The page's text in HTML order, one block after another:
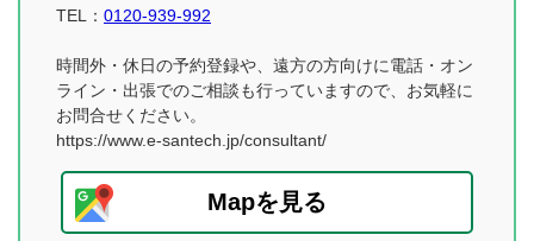
TEL： 0120-939-992
時間外・休日の予約登録や、遠方の方向けに電話・オン
ライン・出張でのご相談も行っていますので、お気軽に
お問合せください。
https://www.e-santech.jp/consultant/
Mapを見る